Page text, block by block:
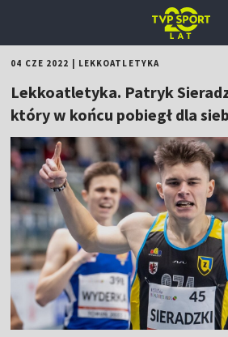
04 CZE 2022 LEKKOATLETYKA
Lekkoatletyka. Patryk
który w końcu pobiegł dla